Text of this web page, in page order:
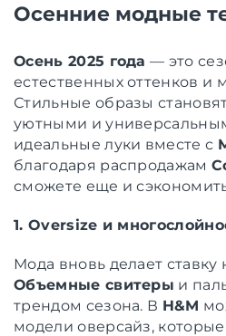
Осенние модные
Осень 2025 года — это
естественных оттенков и
Стильные образы
уютными и
идеальные луки вместе с
благодаря распродажам
сможете еще и
1. Oversize и
Мода вновь делает ставку
Объемные свитеры и
трендом сезона. В H&M
модели оверсайз,